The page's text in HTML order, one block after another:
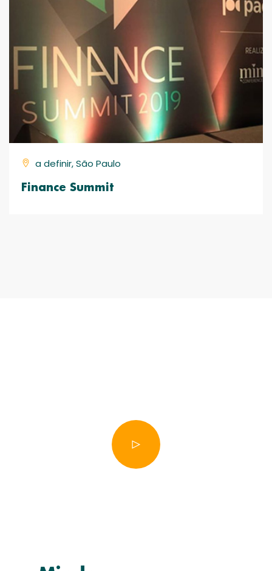
a definir, São Paulo
Finance Summit